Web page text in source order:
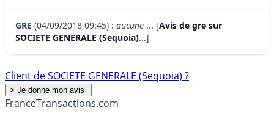
GRE (04/09/2018 09:45) : aucune ... [Avis de gre sur
SOCIETE GENERALE (Sequoia)...]
Client de SOCIETE GENERALE (Sequoia) ?
FranceTransactions.com